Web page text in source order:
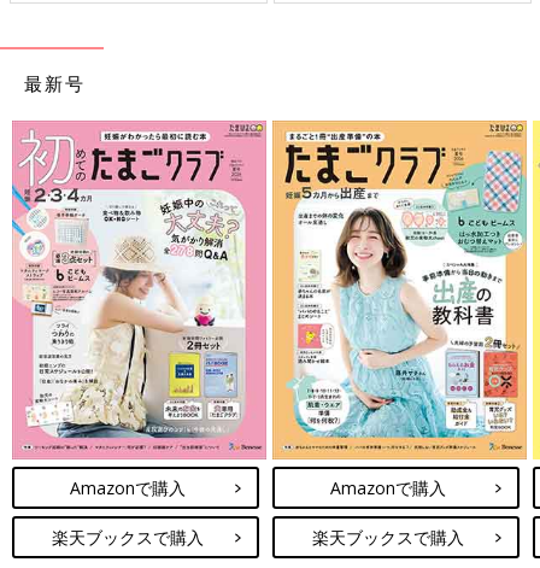
最新号
Amazonで購入
楽天ブックスで購入
Amazonで購入
楽天ブックスで購入